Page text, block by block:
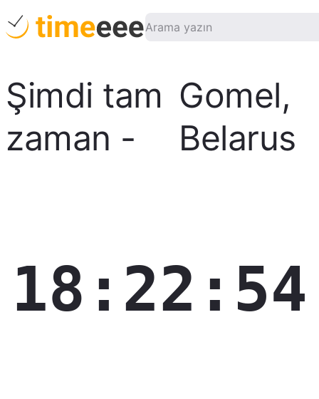
Şimdi tam
zaman -
Gomel,
Belarus
18:22:55